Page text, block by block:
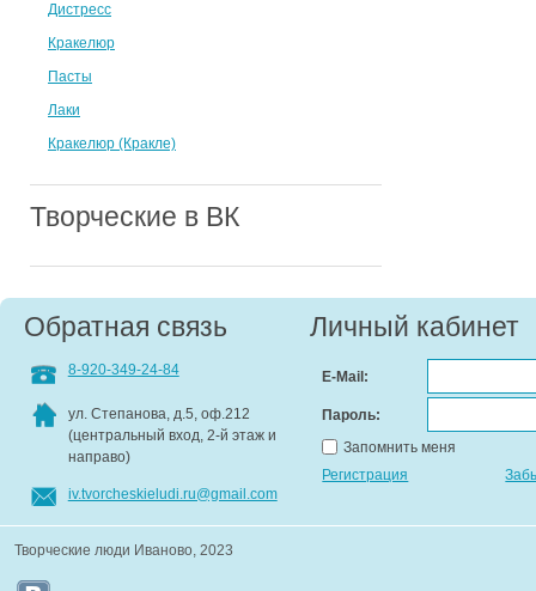
Дистресс
Кракелюр
Пасты
Лаки
Кракелюр (Кракле)
Творческие в ВК
Обратная связь
8-920-349-24-84
ул. Степанова, д.5, оф.212
(центральный вход, 2-й этаж и
направо)
iv.tvorcheskieludi.ru@gmail.com
Личный кабинет
E-Mail:
Пароль:
Запомнить меня
Регистрация
Творческие люди Иваново, 2023